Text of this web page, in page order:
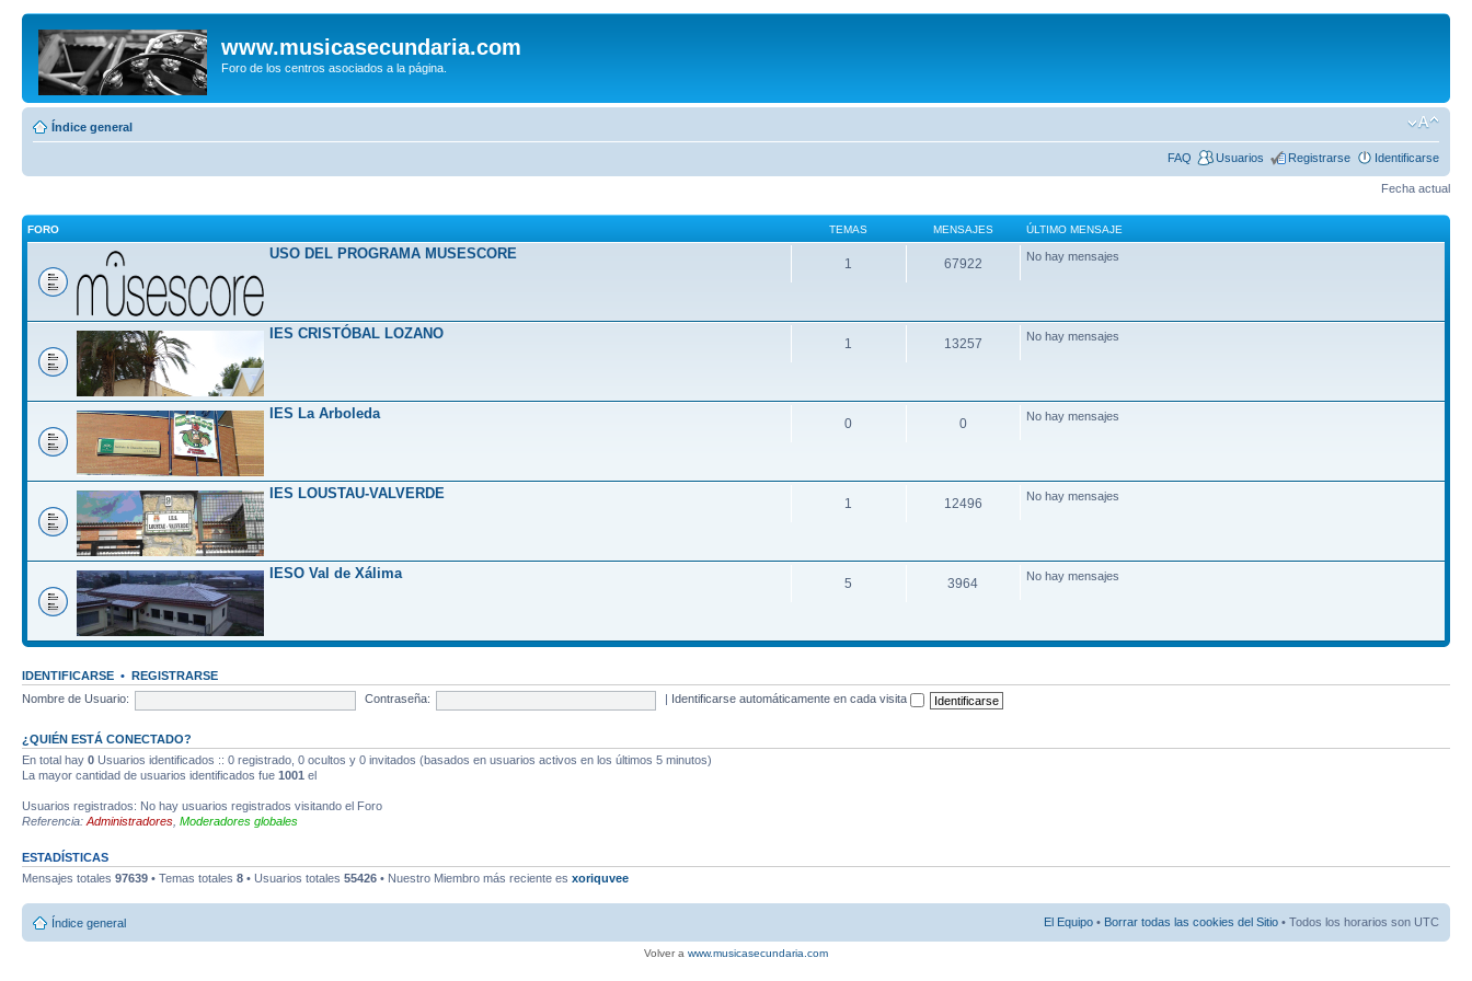
www.musicasecundaria.com
Foro de los centros asociados a la página.
Índice general
FAQ Usuarios Registrarse Identificarse
Fecha actual
FORO TEMAS MENSAJES ÚLTIMO MENSAJE
USO DEL PROGRAMA MUSESCORE
1 67922 No hay mensajes
IES CRISTÓBAL LOZANO
1 13257 No hay mensajes
IES La Arboleda
0 0 No hay mensajes
IES LOUSTAU-VALVERDE
1 12496 No hay mensajes
IESO Val de Xálima
5 3964 No hay mensajes
IDENTIFICARSE • REGISTRARSE
Nombre de Usuario:
Contraseña: Identificarse automáticamente en cada visita
¿QUIÉN ESTÁ CONECTADO?
En total hay 0 Usuarios identificados :: 0 registrado, 0 ocultos y 0 invitados (basados en usuarios activos en los últimos 5 minutos)
La mayor cantidad de usuarios identificados fue 1001 el
Usuarios registrados: No hay usuarios registrados visitando el Foro
Referencia: Administradores Moderadores globales
ESTADÍSTICAS
Mensajes totales 97639 • Temas totales 8 • Usuarios totales 55426 • Nuestro Miembro más reciente es xoriquvee
Índice general El Equipo • Borrar todas las cookies del Sitio • Todos los horarios son UTC
Volver a www.musicasecundaria.com